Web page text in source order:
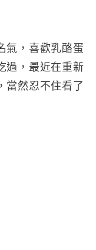
氣，喜歡乳酪蛋
過，最近在重新
當然忍不住看了